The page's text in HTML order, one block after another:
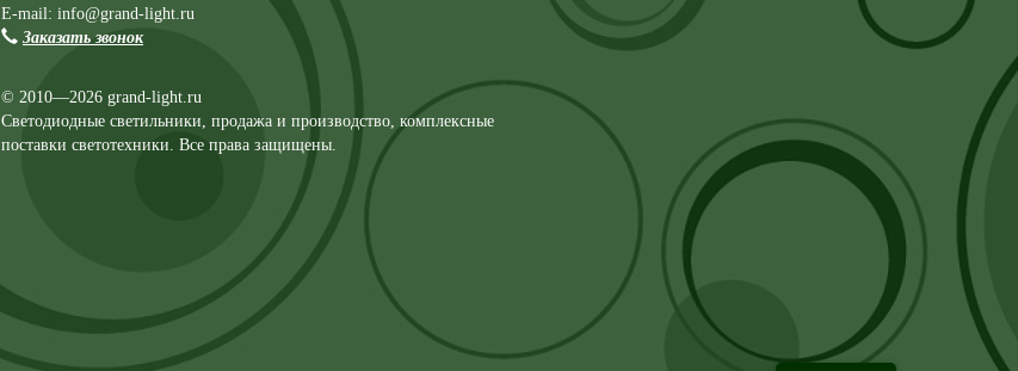
E-mail: info@grand-light.ru
Заказать звонок
© 2010—2026 grand-light.ru
Светодиодные светильники, продажа и производство, комплексные
поставки светотехники. Все права защищены.